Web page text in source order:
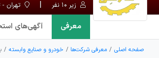
زیر ۱۰ نفر
تهران -
معرفی آگهی‌های
صفحه اصلی معرفی شرکت‌ها خودرو و صنایع وابسته